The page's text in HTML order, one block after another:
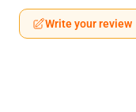
Write your review